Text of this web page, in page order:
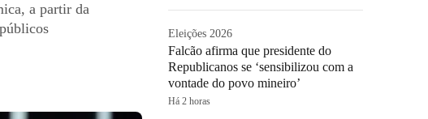
a partir da
Eleições 2026
Falcão afirma que presidente do
Republicanos se ‘sensibilizou com a
vontade do povo mineiro’
Há 2 horas